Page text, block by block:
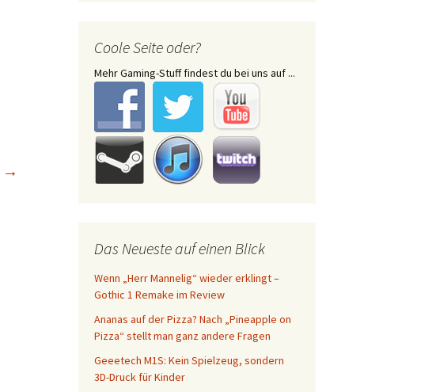
→
Coole Seite oder?
Mehr Gaming-Stuff findest du bei uns auf ...
Das Neueste auf einen Blick
Wenn „Herr Mannelig“ wieder erklingt –
Gothic 1 Remake im Review
Ananas auf der Pizza? Nach „Pineapple on
Pizza“ stellt man ganz andere Fragen
Geeetech M1S: Kein Spielzeug, sondern
3D-Druck für Kinder